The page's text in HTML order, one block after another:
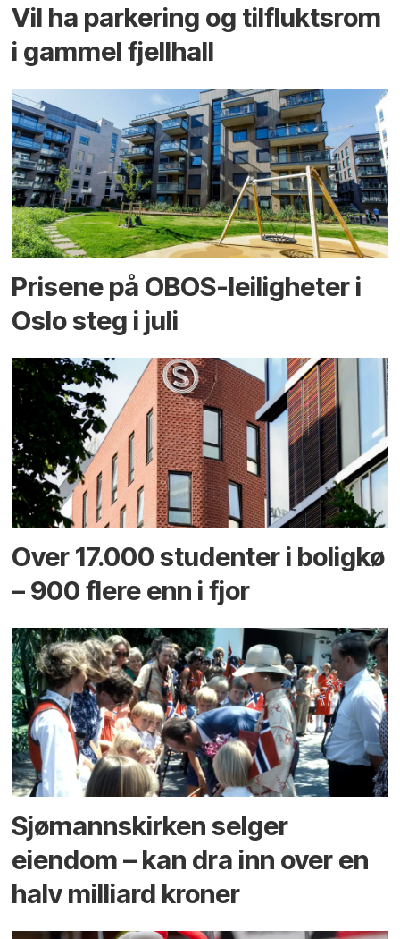
Vil ha parkering og tilflukts­rom
i gammel fjellhall
Prisene på OBOS-leiligheter i
Oslo steg i juli
Over 17.000 studenter i boligkø
– 900 flere enn i fjor
Sjømannskirken selger
eiendom – kan dra inn over en
halv milliard kroner